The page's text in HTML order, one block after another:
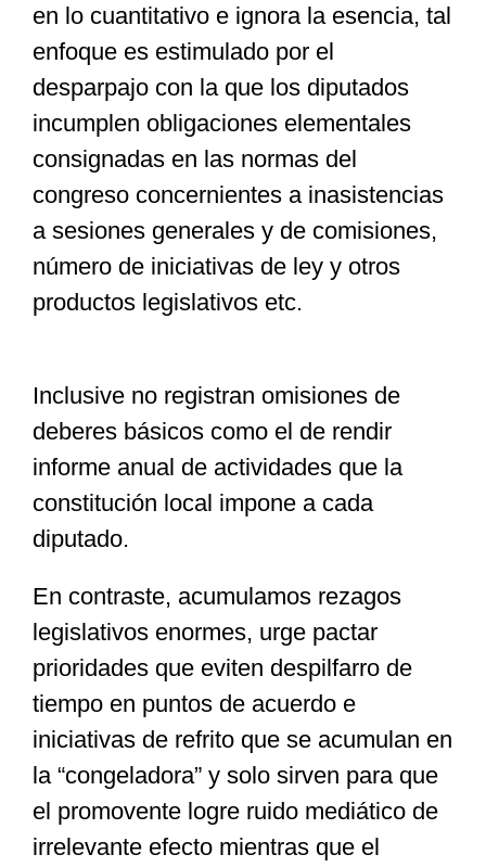
en lo cuantitativo e ignora la esencia, tal
enfoque es estimulado por el
desparpajo con la que los diputados
incumplen obligaciones elementales
consignadas en las normas del
congreso concernientes a inasistencias
a sesiones generales y de comisiones,
número de iniciativas de ley y otros
productos legislativos etc.
Inclusive no registran omisiones de
deberes básicos como el de rendir
informe anual de actividades que la
constitución local impone a cada
diputado.
En contraste, acumulamos rezagos
legislativos enormes, urge pactar
prioridades que eviten despilfarro de
tiempo en puntos de acuerdo e
iniciativas de refrito que se acumulan en
la “congeladora” y solo sirven para que
el promovente logre ruido mediático de
irrelevante efecto mientras que el